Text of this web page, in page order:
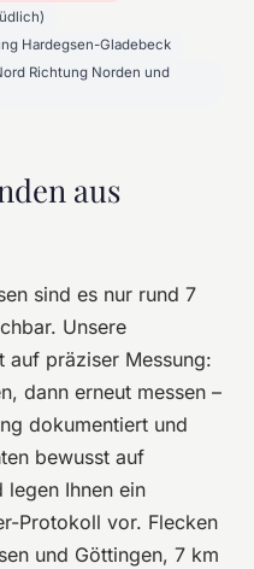
Hardegsen-Gladebeck
Richtung Norden und
aus
sind es nur rund 7
Unsere
auf präziser Messung:
dann erneut messen –
dokumentiert und
bewusst auf
legen Ihnen ein
Protokoll vor. Flecken
und Göttingen, 7 km